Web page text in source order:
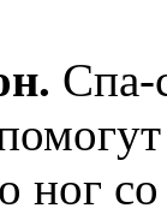
Спа-
ног